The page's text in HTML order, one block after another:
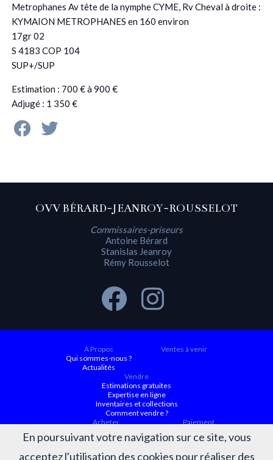
En poursuivant votre navigation sur ce site, vous
acceptez l'utilisation des cookies pour réaliser des
Metrophanes Av tête de la nymphe CYME, Rv Cheval à droite :
KYMAION METROPHANES en 160 environ
17gr 02
S 4183 COP 104
SUP+/SUP
Estimation : 700 € à 900 €
Adjugé : 1 350 €
OVV BÉRARD-JEANROY-ROUSSELOT
Commissaires-priseurs
Antoine Bérard
Stanislas Jeanroy
Rémy Rousselot
À Propos
Qui sommes-nous ?
Actualités
Ventes à venir
Vendre
Estimations gratuites
Expertise en ligne
Inventaires et collections
Comment vendre ?
Acheter
Ordre d'achat
Paiement